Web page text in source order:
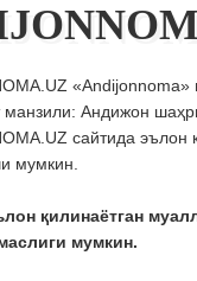
манзили: Андижон
сайтида
мумкин.
қилинаётган
мумкин.